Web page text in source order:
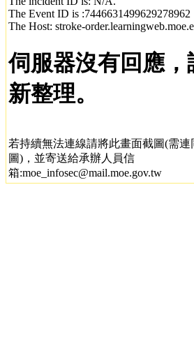
The Event ID is :7446631499629278962
The Host: stroke-
伺服器沒有回應，
新整理。
若持續無法連線請將此畫面截圖(需
圖)，並寄送給承辦人員信
箱:moe_infosec@mail.moe.gov.tw